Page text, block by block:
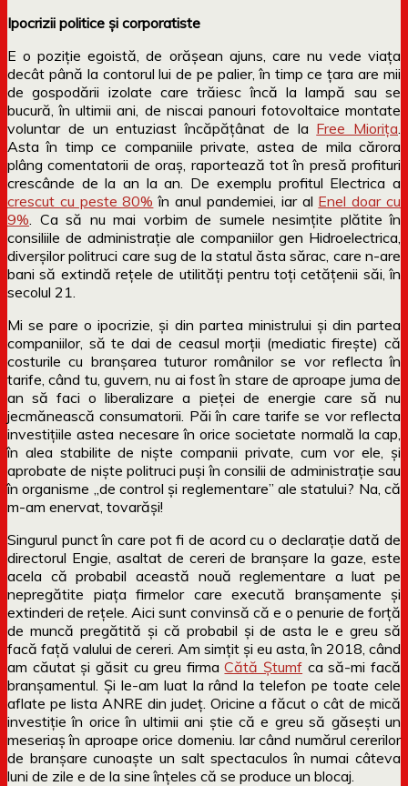
Ipocrizii politice și corporatiste
E o poziție egoistă, de orășean ajuns, care nu vede viața
decât până la contorul lui de pe palier, în timp ce țara are mii
de gospodării izolate care trăiesc încă la lampă sau se
bucură, în ultimii ani, de niscai panouri fotovoltaice montate
voluntar de un entuziast încăpățânat de la Free Miorița
Asta în timp ce companiile private, astea de mila cărora
plâng comentatorii de oraș, raportează tot în presă profituri
crescânde de la an la an. De exemplu profitul Electrica a
crescut cu peste 80% în anul pandemiei, iar al Enel doar cu
9% . Ca să nu mai vorbim de sumele nesimțite plătite în
consiliile de administrație ale companiilor gen Hidroelectrica,
diverșilor politruci care sug de la statul ăsta sărac, care n-are
bani să extindă rețele de utilități pentru toți cetățenii săi, în
secolul 21.
Mi se pare o ipocrizie, și din partea ministrului și din partea
companiilor, să te dai de ceasul morții (mediatic firește) că
costurile cu branșarea tuturor românilor se vor reflecta în
tarife, când tu, guvern, nu ai fost în stare de aproape juma de
an să faci o liberalizare a pieței de energie care să nu
jecmănească consumatorii. Păi în care tarife se vor reflecta
investițiile astea necesare în orice societate normală la cap,
în alea stabilite de niște companii private, cum vor ele, și
aprobate de niște politruci puși în consilii de administrație sau
în organisme „de control și reglementare” ale statului? Na, că
m-am enervat, tovarăși!
Singurul punct în care pot fi de acord cu o declarație dată de
directorul Engie, asaltat de cereri de branșare la gaze, este
acela că probabil această nouă reglementare a luat pe
nepregătite piața firmelor care execută branșamente și
extinderi de rețele. Aici sunt convinsă că e o penurie de forță
de muncă pregătită și că probabil și de asta le e greu să
facă față valului de cereri. Am simțit și eu asta, în 2018, când
am căutat și găsit cu greu firmaCătă Ștumf ca să-mi facă
branșamentul. Și le-am luat la rând la telefon pe toate cele
aflate pe lista ANRE din județ. Oricine a făcut o cât de mică
investiție în orice în ultimii ani știe că e greu să găsești un
meseriaș în aproape orice domeniu. Iar când numărul cererilor
de branșare cunoaște un salt spectaculos în numai câteva
luni de zile e de la sine înțeles că se produce un blocaj.